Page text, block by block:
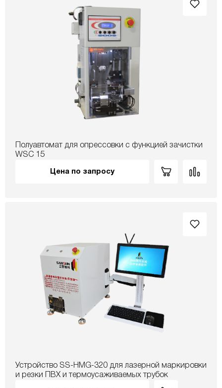
Полуавтомат для опрессовки с функцией зачистки
WSC 15
Цена по запросу
Устройство SS-HMG-320 для лазерной маркировки
и резки ПВХ и термоусаживаемых трубок